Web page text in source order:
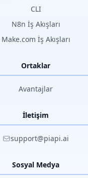
CLI
N8n İş Akışları
Make.com İş Akışları
Ortaklar
Avantajlar
İletişim
support@piapi.ai
Sosyal Medya